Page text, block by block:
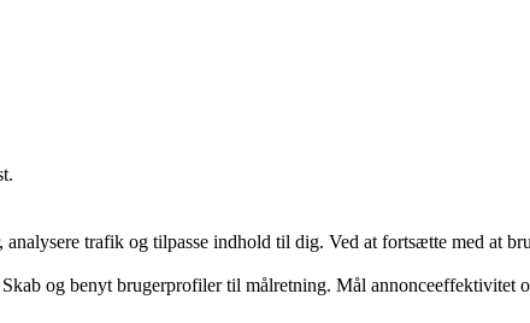
trafik og tilpasse indhold til dig. Ved at fortsætte med at
og benyt brugerprofiler til målretning. Mål annonceeffektivitet